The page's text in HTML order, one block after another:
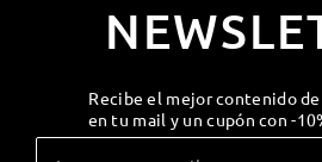
Recibe el mejor contenido
en tu mail y un cupón con -